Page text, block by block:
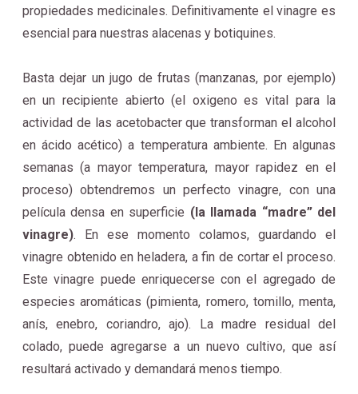
propiedades medicinales. Definitivamente el vinagre es
esencial para nuestras alacenas y botiquines.
Basta dejar un jugo de frutas (manzanas, por ejemplo)
en un recipiente abierto (el oxigeno es vital para la
actividad de las acetobacter que transforman el alcohol
en ácido acético) a temperatura ambiente. En algunas
semanas (a mayor temperatura, mayor rapidez en el
proceso) obtendremos un perfecto vinagre, con una
película densa en superficie (la llamada “madre” del
vinagre). En ese momento colamos, guardando el
vinagre obtenido en heladera, a fin de cortar el proceso.
Este vinagre puede enriquecerse con el agregado de
especies aromáticas (pimienta, romero, tomillo, menta,
anís, enebro, coriandro, ajo). La madre residual del
colado, puede agregarse a un nuevo cultivo, que así
resultará activado y demandará menos tiempo.